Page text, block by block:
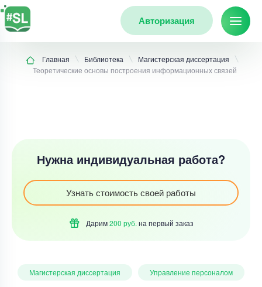
Авторизация
Главная Библиотека
Магистерская диссертация
Теоретические основы построения информационных связей
Нужна индивидуальная работа?
Узнать стоимость своей работы
Дарим200 руб. на первый заказ
Магистерская диссертация Управление персоналом